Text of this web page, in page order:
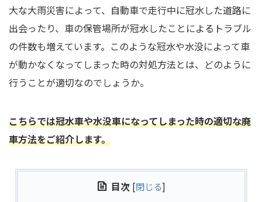
大な大雨災害によって、自動車で走行中に冠水した道路に
出会ったり、車の保管場所が冠水したことによるトラブル
の件数も増えています。このような冠水や水没によって車
が動かなくなってしまった時の対処方法とは、どのように
行うことが適切なのでしょうか。
こちらでは冠水車や水没車になってしまった時の適切な廃
車方法をご紹介します。
目次 [閉じる]